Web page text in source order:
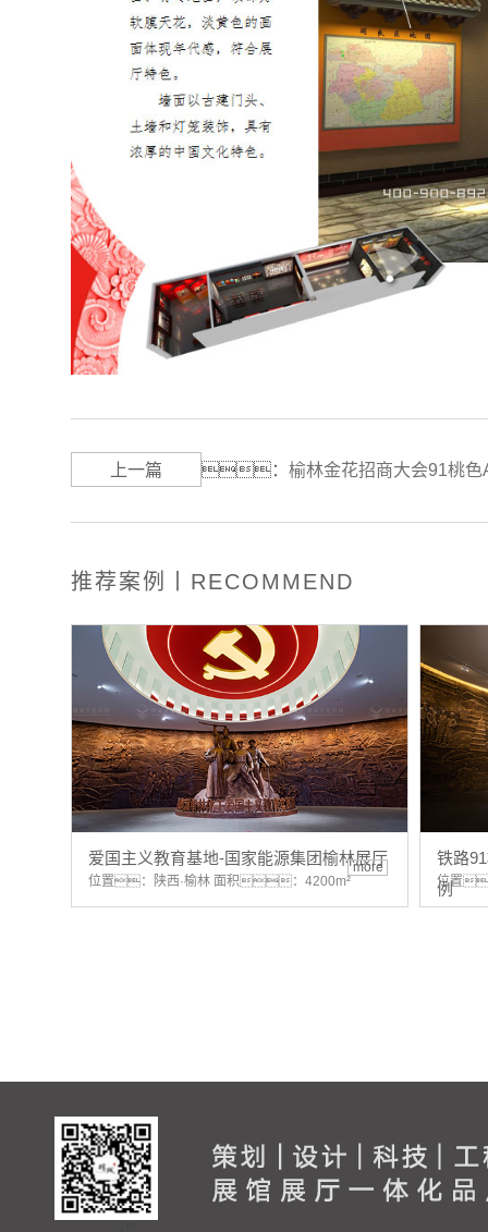
上一篇 ： 榆林金花招商大会91桃
推荐案例丨RECOMMEND
爱国主义教育基地-国家能源集团榆林展厅
位置：陕西·榆林 面积：4200m²
more
铁路
例
位置